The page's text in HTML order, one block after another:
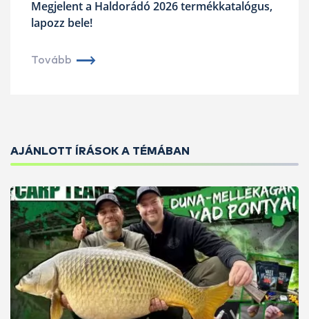
Megjelent a Haldorádó 2026 termékkatalógus,
lapozz bele!
Tovább
AJÁNLOTT ÍRÁSOK A TÉMÁBAN